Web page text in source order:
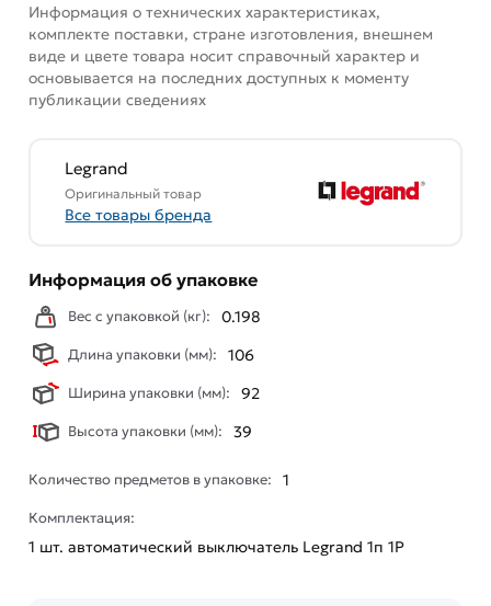
Информация о технических характеристиках,
комплекте поставки, стране изготовления, внешнем
виде и цвете товара носит справочный характер и
основывается на последних доступных к моменту
публикации сведениях
Legrand
Оригинальный товар
Все товары бренда
Информация об упаковке
Вес с упаковкой (кг): 0.198
Длина упаковки (мм): 106
Ширина упаковки (мм): 92
Высота упаковки (мм): 39
Количество предметов в упаковке: 1
Комплектация:
1 шт. автоматический выключатель Legrand 1п 1P